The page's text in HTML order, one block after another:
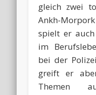
gleich zwei
Ankh-
spielt er
im
bei der
greift er
Themen